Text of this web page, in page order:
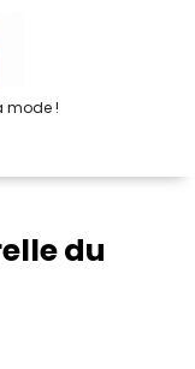
mode !
du